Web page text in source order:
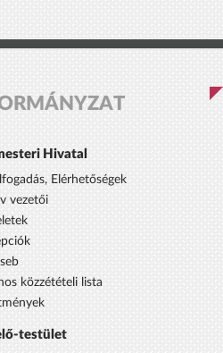
Hivatal
Elérhetőségek
vezetői
közzétételi lista
testület